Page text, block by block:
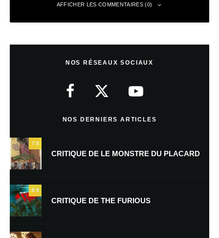
AFFICHER LES COMMENTAIRES (0)
Nom*
NOS RÉSEAUX SOCIAUX
NOS DERNIERS ARTICLES
7.5
CRITIQUE DE LE MONSTRE DU PLACARD
9.5
CRITIQUE DE THE FURIOUS